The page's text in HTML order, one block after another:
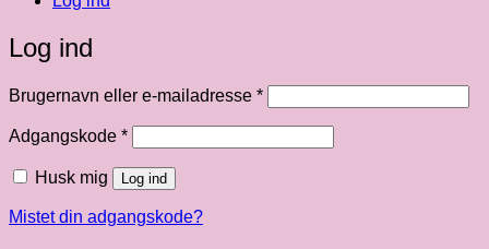
Log ind
Brugernavn eller e-mailadresse *Påkrævet
Adgangskode *Påkrævet
Husk mig Log ind
Mistet din adgangskode?